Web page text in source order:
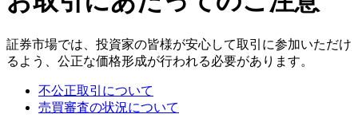
証券市場では、投資家の皆様が安心して取引に参加いただけ
るよう、公正な価格形成が行われる必要があります。
不公正取引について
売買審査の状況について